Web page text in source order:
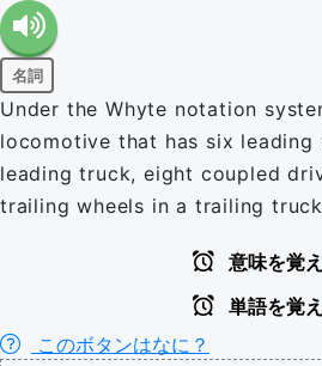
名詞
Under the Whyte notation
locomotive that has six leading
leading truck, eight coupled
trailing wheels in a trailing
意味を覚
単語を覚
このボタンはなに？